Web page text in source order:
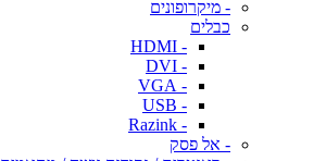
- מיקרופונים
כבלים
- HDMI
- DVI
- VGA
- USB
- Razink
- אל פסק